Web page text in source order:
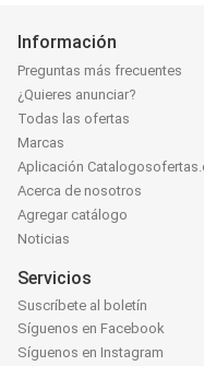
Información
Preguntas más frecuentes
¿Quieres anunciar?
Todas las ofertas
Marcas
Aplicación
Acerca de nosotros
Agregar catálogo
Noticias
Servicios
Suscríbete al boletín
Síguenos en Facebook
Síguenos en Instagram